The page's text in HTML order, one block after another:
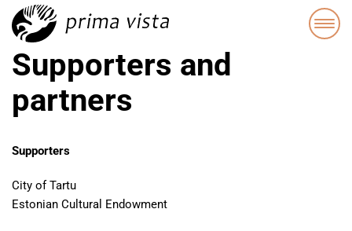
Supporters and
partners
Supporters
City of Tartu
Estonian Cultural Endowment